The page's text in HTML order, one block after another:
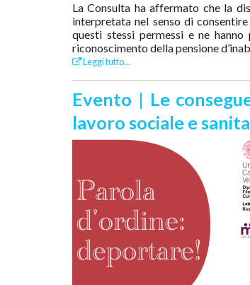
La Consulta ha affermato che la
interpretata nel senso di
questi stessi permessi e ne
riconoscimento della pensione
Leggi tutto...
Evento | Le
lavoro sociale e